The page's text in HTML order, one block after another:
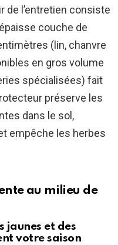
de l’entretien consiste
couche de
(lin, chanvre
en gros volume
spécialisées) fait
préserve les
dans le sol,
empêche les herbes
au milieu de
jaunes et des
votre saison